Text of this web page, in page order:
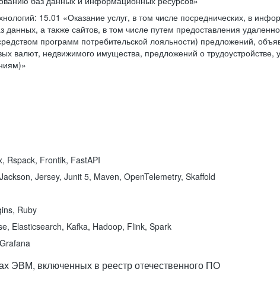
15.01 «Оказание услуг, в том числе посреднических, в
а также сайтов, в том числе путем предоставления
программ потребительской лояльности) предложений,
валют, недвижимого имущества, предложений о трудоустройстве,
Rspack, Frontik, FastAPI
Jersey, Junit 5, Maven, OpenTelemetry, Skaffold
Ruby
Elasticsearch, Kafka, Hadoop, Flink, Spark
ЭВМ, включенных в реестр отечественного ПО